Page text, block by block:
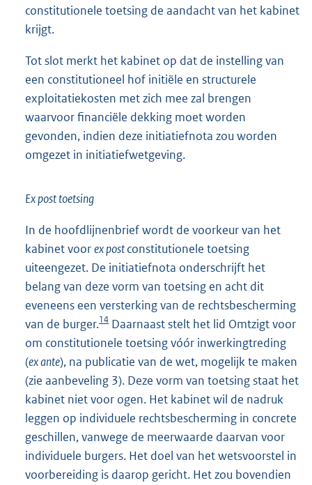
constitutionele toetsing de aandacht van het kabinet
krijgt.
Tot slot merkt het kabinet op dat de instelling van
een constitutioneel hof initiële en structurele
exploitatiekosten met zich mee zal brengen
waarvoor financiële dekking moet worden
gevonden, indien deze initiatiefnota zou worden
omgezet in initiatiefwetgeving.
Ex post toetsing
In de hoofdlijnenbrief wordt de voorkeur van het
kabinet voorex postconstitutionele toetsing
uiteengezet. De initiatiefnota onderschrijft het
belang van deze vorm van toetsing en acht dit
eveneens een versterking van de rechtsbescherming
van de burger.14 Daarnaast stelt het lid Omtzigt voor
om constitutionele toetsing vóór inwerkingtreding
(ex ante), na publicatie van de wet, mogelijk te maken
(zie aanbeveling 3). Deze vorm van toetsing staat het
kabinet niet voor ogen. Het kabinet wil de nadruk
leggen op individuele rechtsbescherming in concrete
geschillen, vanwege de meerwaarde daarvan voor
individuele burgers. Het doel van het wetsvoorstel in
voorbereiding is daarop gericht. Het zou bovendien